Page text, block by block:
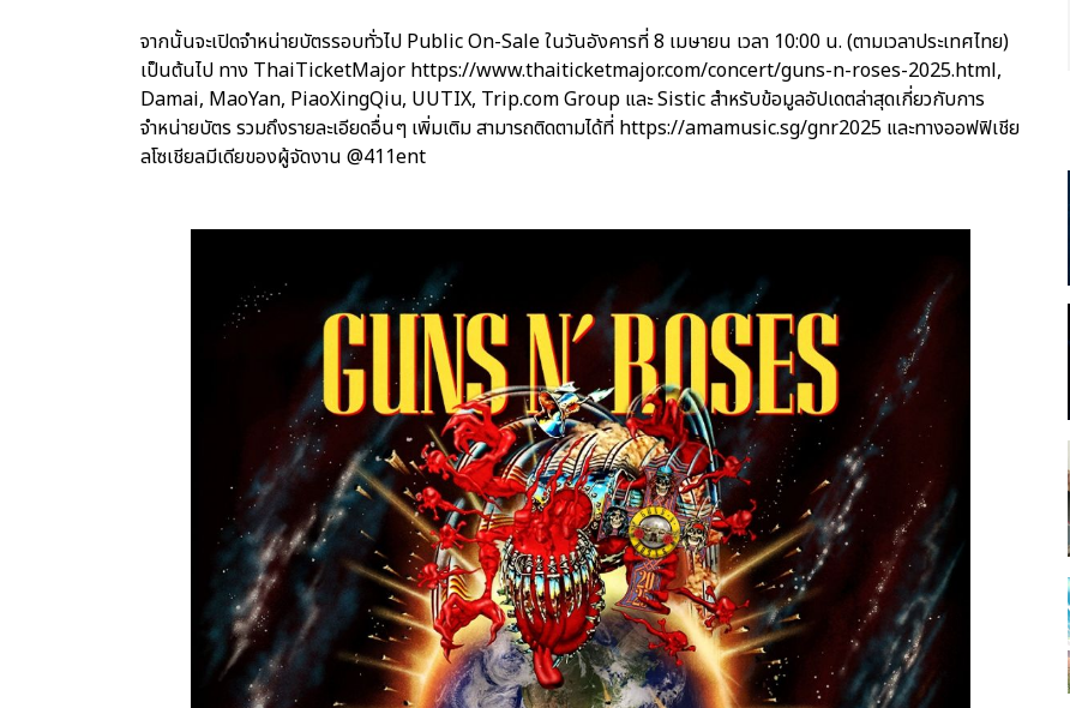
จากนั้นจะเปิดจำหน่ายบัตรรอบทั่วไป Public On-Sale ในวันอังคารที่ 8 เมษายน เวลา 10:00 น. (ตามเวลาประเทศไทย)
เป็นต้นไป ทาง ThaiTicketMajor https://www.thaiticketmajor.com/concert/guns-n-roses-2025.html,
Damai, MaoYan, PiaoXingQiu, UUTIX, Trip.com Group และ Sistic สำหรับข้อมูลอัปเดตล่าสุดเกี่ยวกับการ
จำหน่ายบัตร รวมถึงรายละเอียดอื่นๆ เพิ่มเติม สามารถติดตามได้ที่ https://amamusic.sg/gnr2025 และทางออฟฟิเชีย
ลโซเชียลมีเดียของผู้จัดงาน @411ent